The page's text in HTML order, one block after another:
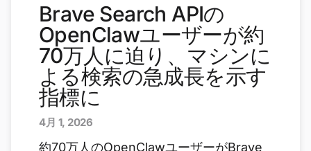
Brave Search APIの
OpenClawユーザーが約
70万人に迫り、マシンに
よる検索の急成長を示す
指標に
4月 1, 2026
約70万人のOpenClawユーザーがBrave